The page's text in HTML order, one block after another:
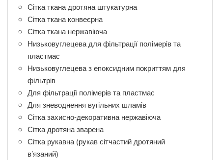
Сітка ткана дротяна штукатурна
Сітка ткана конвеєрна
Сітка ткана нержавіюча
Низьковуглецева для фільтрації полімерів та
пластмас
Низьковуглецева з епоксидним покриттям для
фільтрів
Для фільтрації полімерів та пластмас
Для зневоднення вугільних шламів
Сітка захисно-декоративна нержавіюча
Сітка дротяна зварена
Сітка рукавна (рукав сітчастий дротяний
в’язаний)